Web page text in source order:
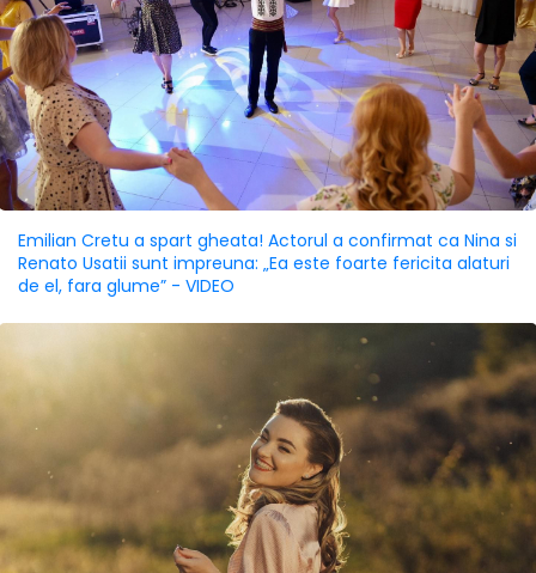
Emilian Cretu a spart gheata! Actorul a confirmat ca Nina si
Renato Usatii sunt impreuna: „Ea este foarte fericita alaturi
de el, fara glume” - VIDEO